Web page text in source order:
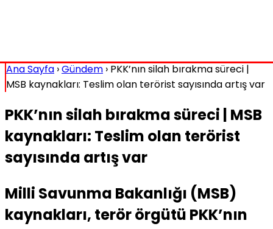
Ana Sayfa ›Gündem › PKK’nın silah bırakma süreci |
MSB kaynakları: Teslim olan terörist sayısında artış var
PKK’nın silah bırakma süreci | MSB
kaynakları: Teslim olan terörist
sayısında artış var
Milli Savunma Bakanlığı (MSB)
kaynakları, terör örgütü PKK’nın